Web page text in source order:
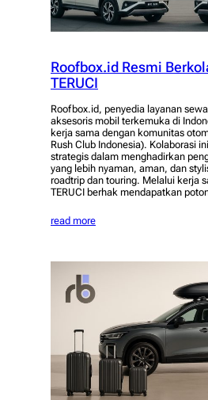
Roofbox.id Resmi
TERUCI
Roofbox.id, penyedia layanan
aksesoris mobil terkemuka di
kerja sama dengan komunitas
Rush Club Indonesia). Kolaborasi
strategis dalam menghadirkan
yang lebih nyaman, aman, dan
roadtrip dan touring. Melalui kerja
TERUCI berhak mendapatkan
read more